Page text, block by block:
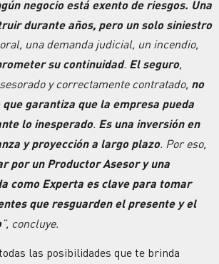
negocioestá exento de riesgos. Una
durante años, pero un solo siniestro
una demanda judicial, un incendio,
su continuidad. El seguro,
y correctamente contratado, no
garantiza que la empresa pueda
lo inesperado. Es una inversión en
y proyección a largo plazo. Por eso,
por un Productor Asesor y una
como Experta es clave para tomar
que resguarden el presente y el
”, concluye.
las posibilidades que te brinda